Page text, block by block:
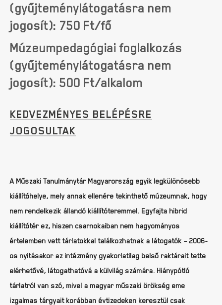
(gyűjteménylátogatásra nem
jogosít): 750 Ft/fő
Múzeumpedagógiai foglalkozás
(gyűjteménylátogatásra nem
jogosít): 500 Ft/alkalom
KEDVEZMÉNYES BELÉPÉSRE
JOGOSULTAK
A Műszaki Tanulmánytár Magyarország egyik legkülönösebb
kiállítóhelye, mely annak ellenére tekinthető múzeumnak, hogy
nem rendelkezik állandó kiállítóteremmel. Egyfajta hibrid
kiállítótér ez, hiszen csarnokaiban nem hagyományos
értelemben vett tárlatokkal találkozhatnak a látogatók – 2006-
os nyitásakor az intézmény gyakorlatilag belső raktárait tette
elérhetővé, látogathatóvá a külvilág számára. Hiánypótló
tárlatról van szó, mivel a magyar műszaki örökség eme
izgalmas tárgyait korábban évtizedeken keresztül csak